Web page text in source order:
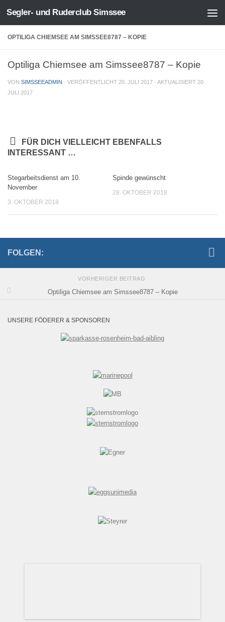
Zum Inhalt springen
Segler- und Ruderclub Simssee
OPTILIGA CHIEMSEE AM SIMSSEE8787 – KOPIE
Optiliga Chiemsee am Simssee8787 – Kopie
VON SIMSSEEADMIN · VERÖFFENTLICHT 20. JULI 2017 · AKTUALISIERT 20.
JULI 2017
FÜR DICH VIELLEICHT EBENFALLS
INTERESSANT …
Stegarbeitsdienst am 10.
November
3. OKTOBER 2018
Spinde gewünscht
28. OKTOBER 2018
FOLGEN:
VORHERIGER BEITRAG
Optiliga Chiemsee am Simssee8787 – Kopie
UNSERE FÖDERER & SPONSOREN